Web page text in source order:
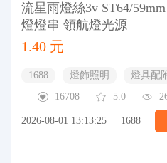
流星雨燈絲3v ST64/
燈燈串 領航燈光源
1.40 元
1688 燈飾照明 燈具配
16708
5.0
2026-08-01 13:13:25 1688